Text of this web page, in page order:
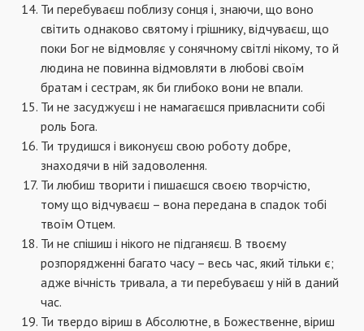
Ти перебуваєш поблизу сонця і, знаючи, що воно
світить однаково святому і грішнику, відчуваєш, що
поки Бог не відмовляє у сонячному світлі нікому, то й
людина не повинна відмовляти в любові своїм
братам і сестрам, як би глибоко вони не впали.
Ти не засуджуєш і не намагаєшся привласнити собі
роль Бога.
Ти трудишся і виконуєш свою роботу добре,
знаходячи в ній задоволення.
Ти любиш творити і пишаєшся своєю творчістю,
тому що відчуваєш – вона передана в спадок тобі
твоїм Отцем.
Ти не спішиш і нікого не підганяєш. В твоєму
розпорядженні багато часу – весь час, який тільки є;
адже вічність тривала, а ти перебуваєш у ній в даний
час.
Ти твердо віриш в Абсолютне, в Божественне, віриш